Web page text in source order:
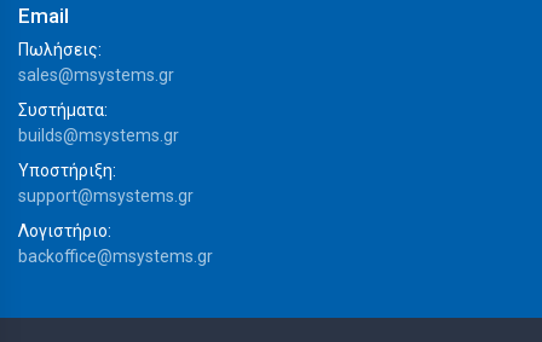
Email
Πωλήσεις:
sales@msystems.gr
Συστήματα:
builds@msystems.gr
Υποστήριξη:
support@msystems.gr
Λογιστήριο:
backoffice@msystems.gr